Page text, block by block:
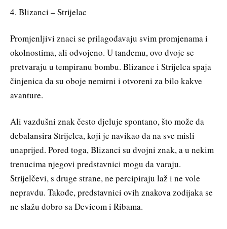
4. Blizanci – Strijelac
Promjenljivi znaci se prilagođavaju svim promjenama i
okolnostima, ali odvojeno. U tandemu, ovo dvoje se
pretvaraju u tempiranu bombu. Blizance i Strijelca spaja
činjenica da su oboje nemirni i otvoreni za bilo kakve
avanture.
Ali vazdušni znak često djeluje spontano, što može da
debalansira Strijelca, koji je navikao da na sve misli
unaprijed. Pored toga, Blizanci su dvojni znak, a u nekim
trenucima njegovi predstavnici mogu da varaju.
Strijelčevi, s druge strane, ne percipiraju laž i ne vole
nepravdu. Takođe, predstavnici ovih znakova zodijaka se
ne slažu dobro sa Devicom i Ribama.